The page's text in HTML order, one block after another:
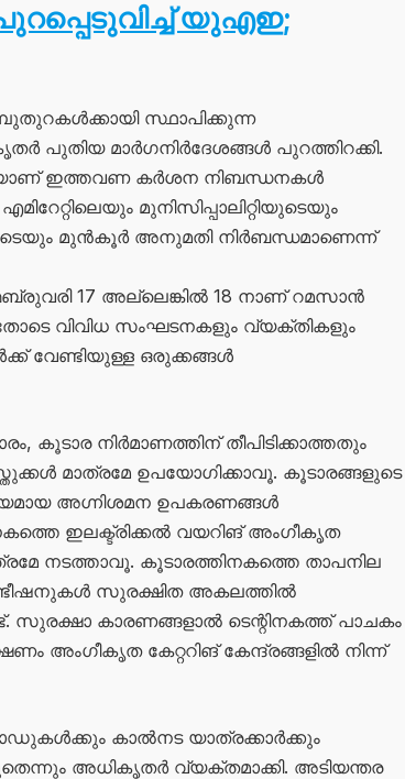
യുഎഇ;
സ്ഥാപിക്കുന്ന
പുതിയ മാർഗനിർദേശങ്ങൾ പുറത്തിറക്കി.
ഇത്തവണ കർശന നിബന്ധനകൾ
മുനിസിപ്പാലിറ്റിയുടെയും
മുൻകൂർ അനുമതി നിർബന്ധമാണെന്ന്
17 അല്ലെങ്കിൽ 18 നാണ് റമസാൻ
വിവിധ സംഘടനകളും വ്യക്തികളും
വേണ്ടിയുള്ള ഒരുക്കങ്ങൾ
കൂടാര നിർമാണത്തിന് തീപിടിക്കാത്തതും
മാത്രമേ ഉപയോഗിക്കാവൂ. കൂടാരങ്ങളുടെ
അഗ്നിശമന ഉപകരണങ്ങൾ
ഇലക്ട്രിക്കൽ വയറിങ് അംഗീകൃത
നടത്താവൂ. കൂടാരത്തിനകത്തെ താപനില
സുരക്ഷിത അകലത്തിൽ
സുരക്ഷാ കാരണങ്ങളാൽ ടെന്റിനകത്ത് പാചകം
അംഗീകൃത കേറ്ററിങ് കേന്ദ്രങ്ങളിൽ നിന്ന്
കാൽനട യാത്രക്കാർക്കും
അധികൃതർ വ്യക്തമാക്കി. അടിയന്തര